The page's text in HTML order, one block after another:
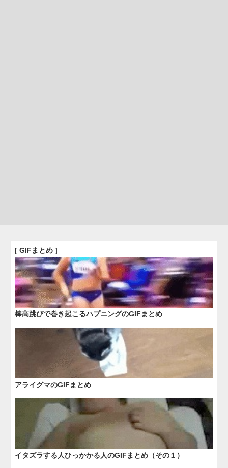
[ GIFまとめ ]
棒高跳びで巻き起こるハプニングのGIFまとめ
アライグマのGIFまとめ
イタズラする人ひっかかる人のGIFまとめ（その１）